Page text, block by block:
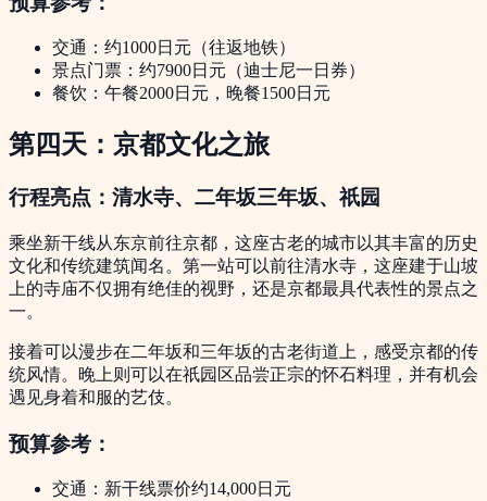
交通：约1000日元（往返地铁）
景点门票：约7900日元（迪士尼一日券）
餐饮：午餐2000日元，晚餐1500日元
第四天：京都文化之旅
行程亮点：清水寺、二年坂三年坂、祇园
乘坐新干线从东京前往京都，这座古老的城市以其丰富的历史
文化和传统建筑闻名。第一站可以前往清水寺，这座建于山坡
上的寺庙不仅拥有绝佳的视野，还是京都最具代表性的景点之
一。
接着可以漫步在二年坂和三年坂的古老街道上，感受京都的传
统风情。晚上则可以在祇园区品尝正宗的怀石料理，并有机会
遇见身着和服的艺伎。
预算参考：
交通：新干线票价约14,000日元